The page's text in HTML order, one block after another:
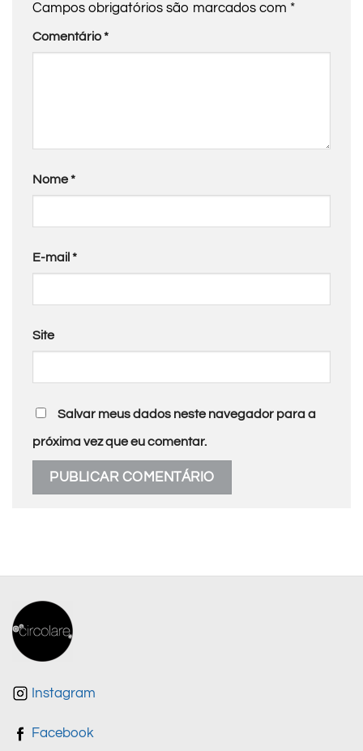
Campos obrigatórios são marcados com *
Comentário*
Nome*
E-mail *
Site
Salvar meus dados neste navegador para a
próxima vez que eu comentar.
Instagram
Facebook